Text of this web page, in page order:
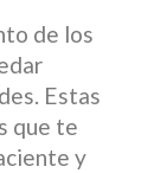
de los
Estas
que te
y